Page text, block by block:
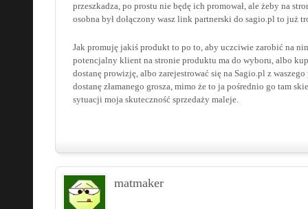
przeszkadza, po prostu nie będę ich promował, ale żeby na
osobna był dołączony wasz link partnerski do sagio.pl to już
Jak promuję jakiś produkt to po to, aby uczciwie zarobić na
potencjalny klient na stronie produktu ma do wyboru, albo
dostanę prowizję, albo zarejestrować się na Sagio.pl z
dostanę złamanego grosza, mimo że to ja pośrednio go tam
sytuacji moja skuteczność sprzedaży maleje.
matmaker